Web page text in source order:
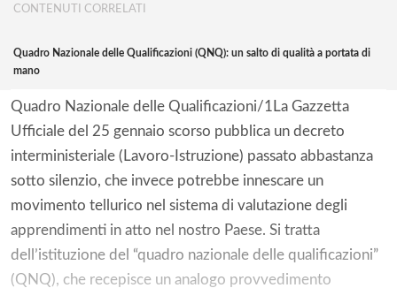
CONTENUTI CORRELATI
Quadro Nazionale delle Qualificazioni (QNQ): un salto di qualità a portata di
mano
Quadro Nazionale delle Qualificazioni/1La Gazzetta
Ufficiale del 25 gennaio scorso pubblica un decreto
interministeriale (Lavoro-Istruzione) passato abbastanza
sotto silenzio, che invece potrebbe innescare un
movimento tellurico nel sistema di valutazione degli
apprendimenti in atto nel nostro Paese. Si tratta
dell’istituzione del “quadro nazionale delle qualificazioni”
(QNQ), che recepisce un analogo provvedimento